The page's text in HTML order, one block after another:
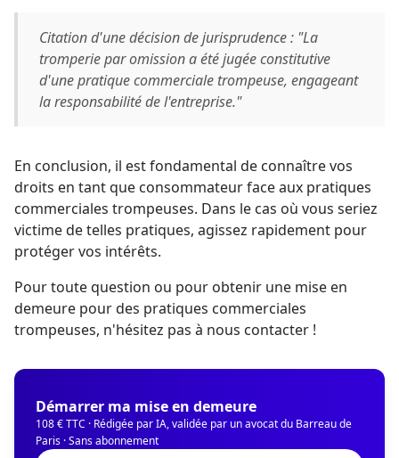
Citation d'une décision de jurisprudence : "La
tromperie par omission a été jugée constitutive
d'une pratique commerciale trompeuse, engageant
la responsabilité de l'entreprise."
En conclusion, il est fondamental de connaître vos
droits en tant que consommateur face aux pratiques
commerciales trompeuses. Dans le cas où vous seriez
victime de telles pratiques, agissez rapidement pour
protéger vos intérêts.
Pour toute question ou pour obtenir une mise en
demeure pour des pratiques commerciales
trompeuses, n'hésitez pas à nous contacter !
Démarrer ma mise en demeure
108 € TTC · Rédigée par IA, validée par un avocat du Barreau de
Paris · Sans abonnement